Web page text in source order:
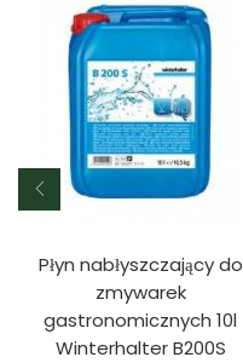
Płyn nabłyszczający do
zmywarek
gastronomicznych 10l
Winterhalter B200S